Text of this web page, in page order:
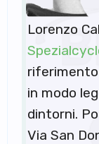
Lorenzo
in modo
dintorni.
Via San